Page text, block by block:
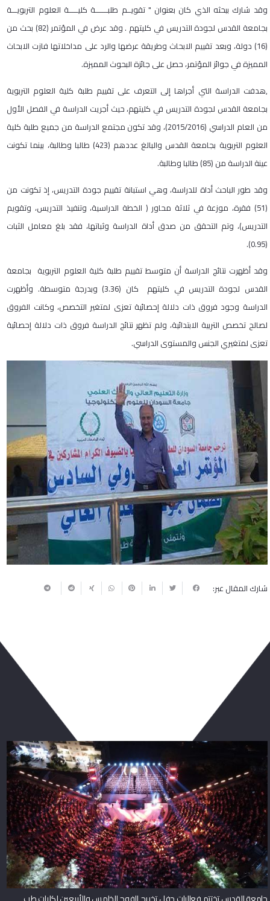
وقد شارك ببحثه الذي كان بعنوان " تقويــم طلبـــــــة كليـــــة العلوم التربويـــة
بجامعة القدس لجودة التدريس في كليتهم . وقد عرض في المؤتمر (82) بحث من
(16) دولة، وبعد تقييم الابحاث وطريقة عرضها والرد على مداخلاتها فازت الابحاث
المميزة في جوائز المؤتمر، حصل على جائزة البحوث المميزة.
,هدفت الدراسة التي أجراها إلى التعرف على تقييم طلبة كلية العلوم التربوية
بجامعة القدس لجودة التدريس في كليتهم، حيث أجريت الدراسة في الفصل الأول
من العام الدراسي (2015/2016)، وقد تكون مجتمع الدراسة من جميع طلبة كلية
العلوم التربوية بجامعة القدس والبالغ عددهم (423) طالبا وطالبة، بينما تكونت
عينة الدراسة من (85) طالبا وطالبة.
وقد طور الباحث أداة للدراسة، وهي استبانة تقييم جودة التدريس، إذ تكونت من
(51) فقرة، موزعة في ثلاثة محاور ( الخطة الدراسية، وتنفيذ التدريس، وتقويم
التدريس)، وتم التحقق من صدق أداة الدراسة وثباتها، فقد بلغ معامل الثبات
(0.95).
وقد أظهرت نتائج الدراسة أن متوسط تقييم طلبة كلية العلوم التربوية بجامعة
القدس لجودة التدريس في كليتهم كان (3.36) وبدرجة متوسطة. وأظهرت
الدراسة وجود فروق ذات دلالة إحصائية تعزى لمتغير التخصص، وكانت الفروق
لصالح تخصص التربية الابتدائية، ولم تظهر نتائج الدراسة فروق ذات دلالة إحصائية
تعزى لمتغيري الجنس والمستوى الدراسي.
شارك المقال عبر: